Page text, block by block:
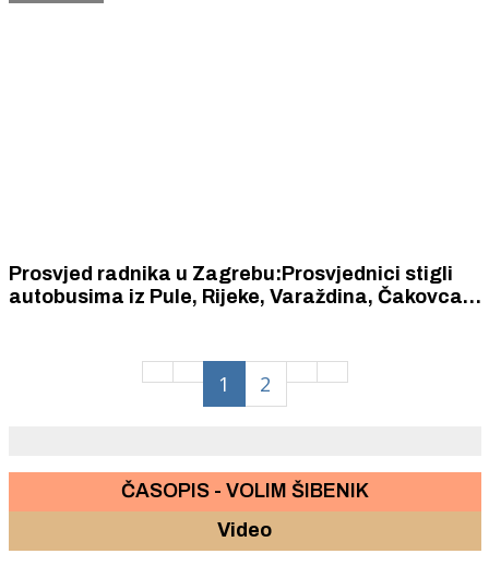
Prosvjed radnika u Zagrebu:Prosvjednici stigli
autobusima iz Pule, Rijeke, Varaždina, Čakovca,
1 2
ČASOPIS - VOLIM ŠIBENIK
Video